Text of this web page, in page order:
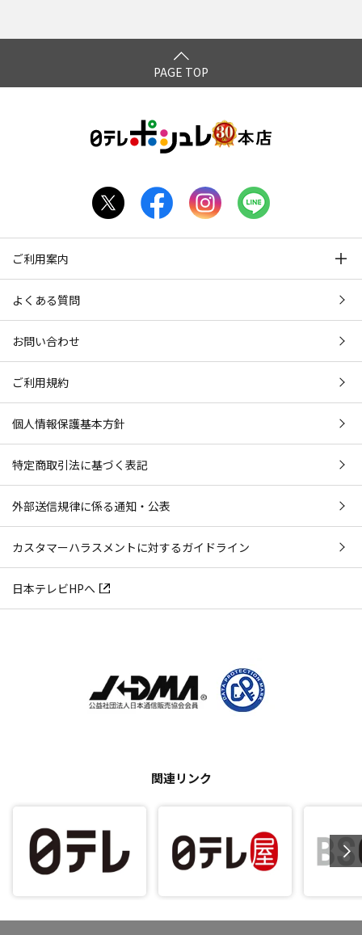
PAGE TOP
ご利用案内
よくある質問
お問い合わせ
ご利用規約
個人情報保護基本方針
特定商取引法に基づく表記
外部送信規律に係る通知・公表
カスタマーハラスメントに対するガイドライン
日本テレビHPへ
関連リンク